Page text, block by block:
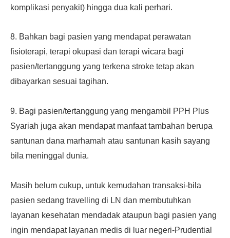
komplikasi penyakit) hingga dua kali perhari.
8. Bahkan bagi pasien yang mendapat perawatan
fisioterapi, terapi okupasi dan terapi wicara bagi
pasien/tertanggung yang terkena stroke tetap akan
dibayarkan sesuai tagihan.
9. Bagi pasien/tertanggung yang mengambil PPH Plus
Syariah juga akan mendapat manfaat tambahan berupa
santunan dana marhamah atau santunan kasih sayang
bila meninggal dunia.
Masih belum cukup, untuk kemudahan transaksi-bila
pasien sedang travelling di LN dan membutuhkan
layanan kesehatan mendadak ataupun bagi pasien yang
ingin mendapat layanan medis di luar negeri-Prudential